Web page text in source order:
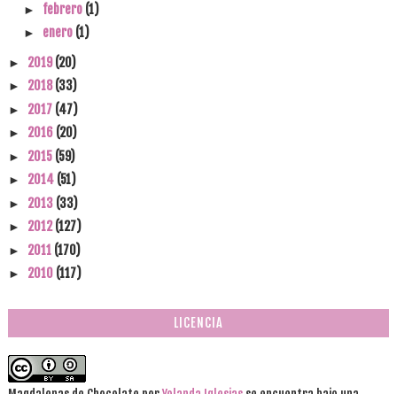
► febrero (1)
► enero (1)
► 2019(20)
► 2018(33)
► 2017 (47)
► 2016 (20)
► 2015 (59)
► 2014 (51)
► 2013 (33)
► 2012(127)
► 2011 (170)
► 2010 (117)
LICENCIA